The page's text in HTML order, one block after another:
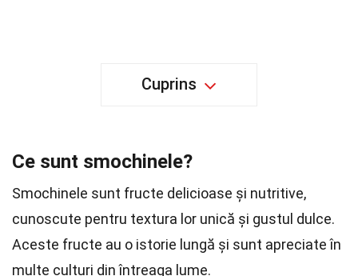
Cuprins
Ce sunt smochinele?
Smochinele sunt fructe delicioase și nutritive,
cunoscute pentru textura lor unică și gustul dulce.
Aceste fructe au o istorie lungă și sunt apreciate în
multe culturi din întreaga lume.